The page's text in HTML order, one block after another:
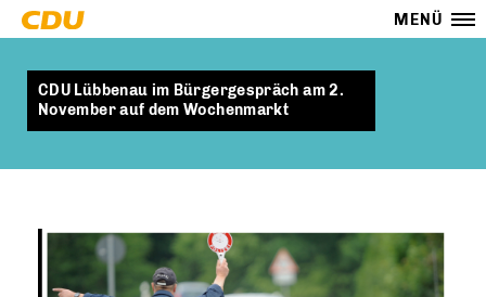
MENÜ
CDU Lübbenau im Bürgergespräch am 2.
November auf dem Wochenmarkt